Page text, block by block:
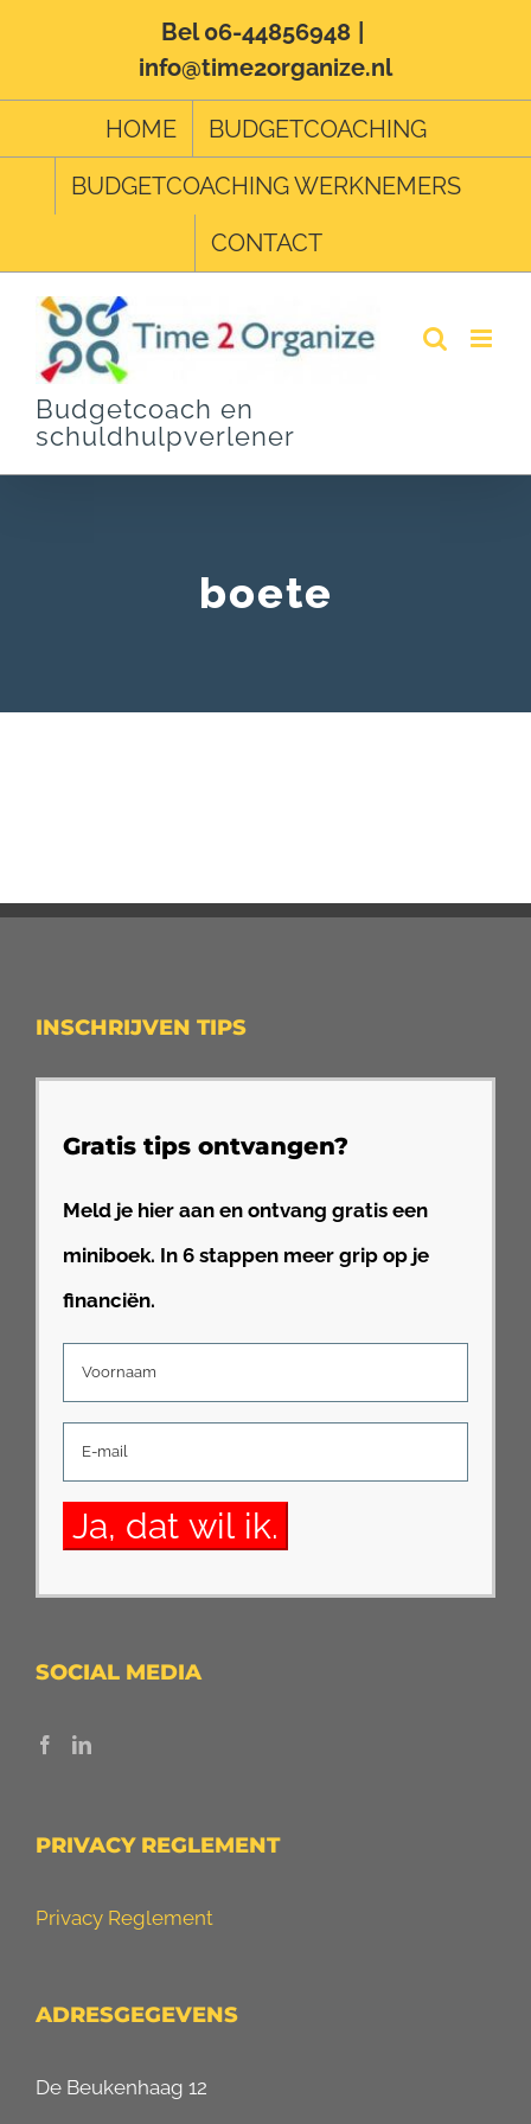
Bel 06-44856948
info@time2organize.nl
HOME
BUDGETCOACHING
BUDGETCOACHING WERKNEMERS
CONTACT
Budgetcoach en
schuldhulpverlener
boete
INSCHRIJVEN TIPS
Gratis tips ontvangen?
Meld je hier aan en ontvang gratis een
miniboek. In 6 stappen meer grip op je
financiën.
SOCIAL MEDIA
PRIVACY REGLEMENT
Privacy Reglement
ADRESGEGEVENS
De Beukenhaag 12